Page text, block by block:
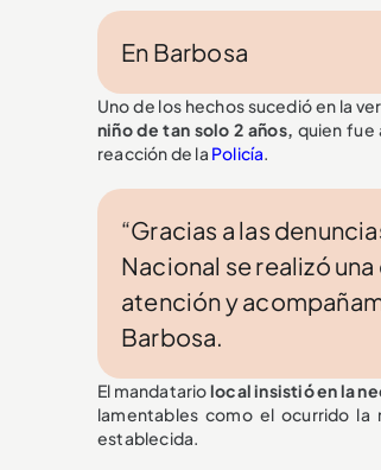
En Barbosa
Uno de los hechos sucedió en la
niño de tan solo 2 años, quien fue
reacción de la Policía.
“Gracias a las
Nacional se realizó
atención y
Barbosa.
El mandatariolocal insistió en la
lamentables como el ocurrido
establecida.